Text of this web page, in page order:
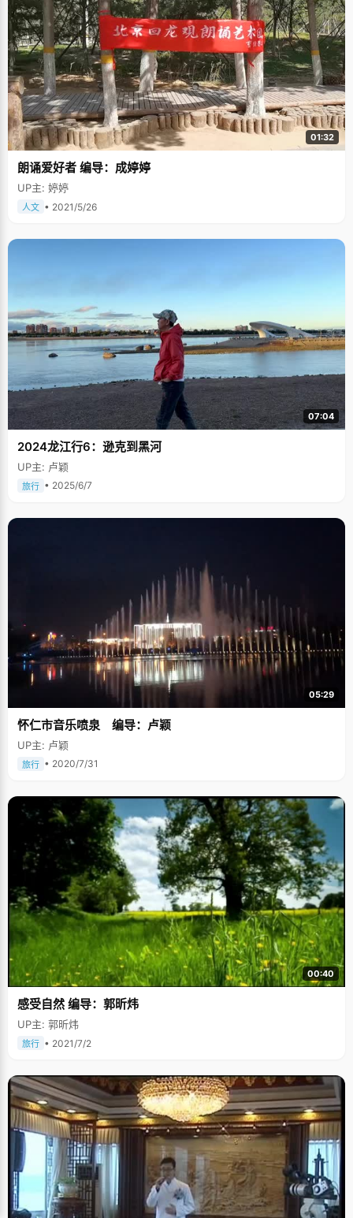
01:32
朗诵爱好者 编导：成婷婷
UP主: 婷婷
人文 • 2021/5/26
07:04
2024龙江行6：逊克到黑河
UP主: 卢颖
旅行 • 2025/6/7
05:29
怀仁市音乐喷泉 编导：卢颖
UP主: 卢颖
旅行 • 2020/7/31
00:40
感受自然 编导：郭昕炜
UP主: 郭昕炜
旅行 • 2021/7/2